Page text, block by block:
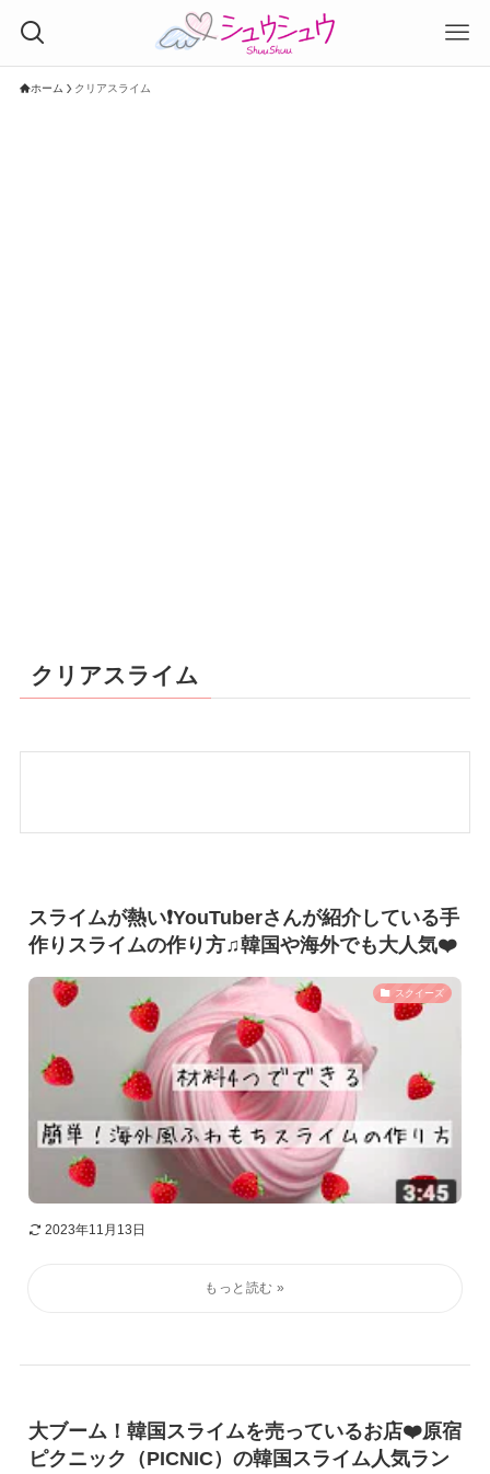
ホーム クリアスライム
クリアスライム
スライムが熱い❗️YouTuberさんが紹介している手
作りスライムの作り方♫韓国や海外でも大人気❤️
スクイーズ
2023年11月13日
大ブーム！韓国スライムを売っているお店❤️原宿
ピクニック（PICNIC）の韓国スライム人気ラン